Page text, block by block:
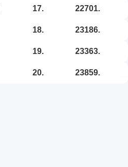
17. 22701.
18. 23186.
19. 23363.
20. 23859.